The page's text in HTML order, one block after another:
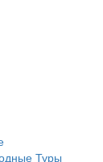
Туры